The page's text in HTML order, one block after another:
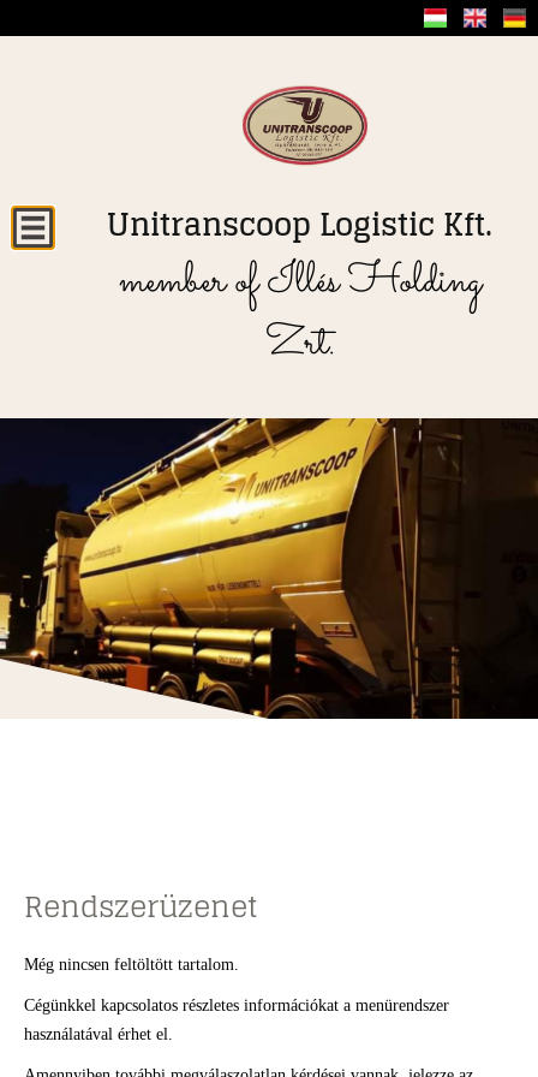
Unitranscoop Logistic Kft.
member of Illés Holding
Zrt.
Rendszerüzenet
Még nincsen feltöltött tartalom.
Cégünkkel kapcsolatos részletes információkat a menürendszer
használatával érhet el.